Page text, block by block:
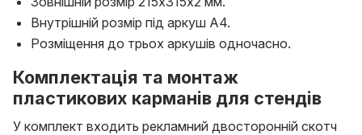
Внутрішній розмір під аркуш А4.
Розміщення до трьох аркушів одночасно.
Комплектація та монтаж
пластикових карманів для стендів
У комплект входить рекламний двосторонній скотч